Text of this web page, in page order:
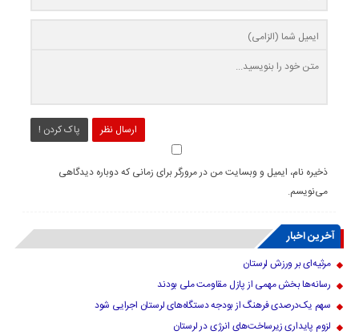
ارسال نظر پاک کردن !
ذخیره نام، ایمیل و وبسایت من در مرورگر برای زمانی که دوباره دیدگاهی
می‌نویسم.
آخرین اخبار
مرثیه‌ای بر ورزش لرستان
رسانه‌ها بخش مهمی از پازل مقاومت ملی بودند
سهم یک‌درصدی فرهنگ از بودجه دستگاه‌های لرستان اجرایی شود
لزوم پایداری زیرساخت‌های انرژی در لرستان